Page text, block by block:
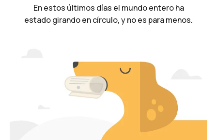
En estos últimos días el mundo entero ha
estado girando en círculo, y no es para menos.